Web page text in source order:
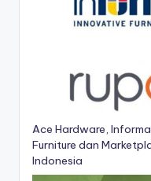
Ace Hardware,
Furniture dan
Indonesia